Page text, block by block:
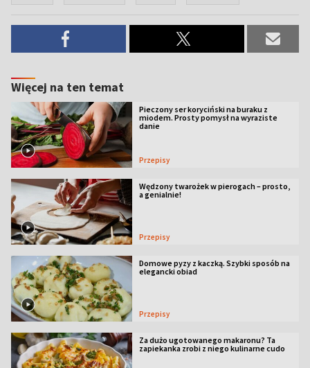
Więcej na ten temat
Pieczony ser koryciński na buraku z
miodem. Prosty pomysł na wyraziste
danie
Przepisy
Wędzony twarożek w pierogach – prosto,
a genialnie!
Przepisy
Domowe pyzy z kaczką. Szybki sposób na
elegancki obiad
Przepisy
Za dużo ugotowanego makaronu? Ta
zapiekanka zrobi z niego kulinarne cudo